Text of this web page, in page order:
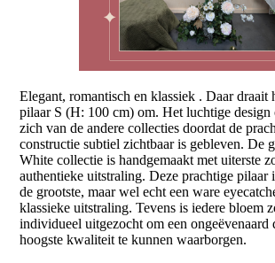
Elegant, romantisch en klassiek . Daar draait
pilaar S (H: 100 cm) om. Het luchtige design
zich van de andere collecties doordat de
constructie subtiel zichtbaar is gebleven. De
White collectie is handgemaakt met uiterste
authentieke uitstraling. Deze prachtige pilaar
de grootste, maar wel echt een ware
klassieke uitstraling. Tevens is iedere bloem
individueel uitgezocht om een ongeëvenaard
hoogste kwaliteit te kunnen waarborgen.